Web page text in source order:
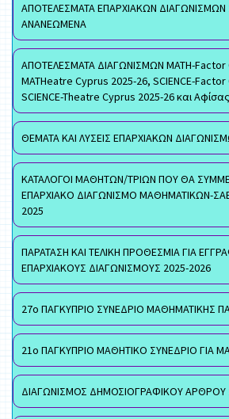
ΑΠΟΤΕΛΕΣΜΑΤΑ ΕΠΑΡΧΙΑΚΩΝ ΔΙΑΓΩΝΙΣΜΩΝ
ΑΝΑΝΕΩΜΕΝΑ
ΑΠΟΤΕΛΕΣΜΑΤΑ ΔΙΑΓΩΝΙΣΜΩΝ MATH-Factor
MATHeatre Cyprus 2025-26, SCIENCE-
SCIENCE-Theatre Cyprus 2025-26 και
ΘΕΜΑΤΑ ΚΑΙ ΛΥΣΕΙΣ ΕΠΑΡΧΙΑΚΩΝ
ΚΑΤΑΛΟΓΟΙ ΜΑΘΗΤΩΝ/ΤΡΙΩΝ ΠΟΥ ΘΑ
ΕΠΑΡΧΙΑΚΟ ΔΙΑΓΩΝΙΣΜΟ ΜΑΘΗΜΑΤΙΚΩΝ-
2025
ΠΑΡΑΤΑΣΗ ΚΑΙ ΤΕΛΙΚΗ ΠΡΟΘΕΣΜΙΑ ΓΙΑ
ΕΠΑΡΧΙΑΚΟΥΣ ΔΙΑΓΩΝΙΣΜΟΥΣ 2025-2026
27ο ΠΑΓΚΥΠΡΙΟ ΣΥΝΕΔΡΙΟ ΜΑΘΗΜΑΤΙΚΗΣ
21ο ΠΑΓΚΥΠΡΙΟ ΜΑΘΗΤΙΚΟ ΣΥΝΕΔΡΙΟ ΓΙΑ
ΔΙΑΓΩΝΙΣΜΟΣ ΔΗΜΟΣΙΟΓΡΑΦΙΚΟΥ ΑΡΘΡΟΥ